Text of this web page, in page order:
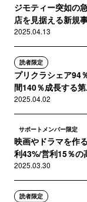
ジモティー突如の
店を見据える新規
2025.04.13
読者限定
プリクラシェア94
間140％成長する
2025.04.02
サポートメンバー限定
映画やドラマを作
利43%/営利15％の
2025.03.30
読者限定